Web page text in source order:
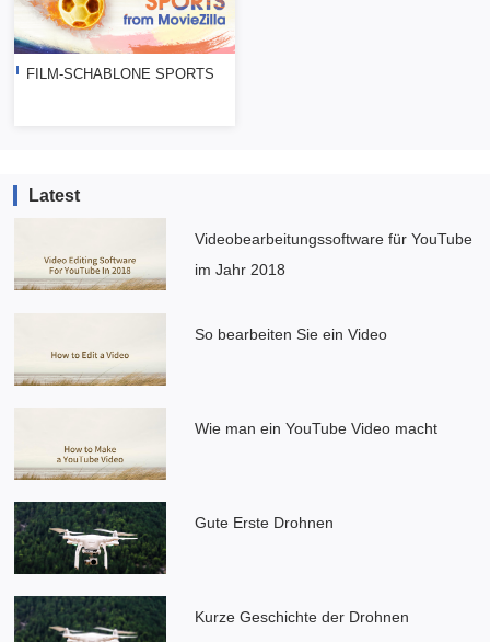
FILM-SCHABLONE SPORTS
Latest
Videobearbeitungssoftware für YouTube
im Jahr 2018
So bearbeiten Sie ein Video
Wie man ein YouTube Video macht
Gute Erste Drohnen
Kurze Geschichte der Drohnen